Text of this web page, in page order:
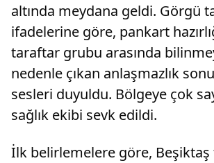
altında meydana geldi. Görgü
ifadelerine göre, pankart
taraftar grubu arasında
nedenle çıkan anlaşmazlık
sesleri duyuldu. Bölgeye çok
sağlık ekibi sevk edildi.
İlk belirlemelere göre,